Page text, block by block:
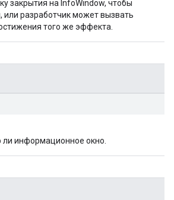
закрытия на InfoWindow, чтобы
или разработчик может вызвать
того же эффекта.
ли информационное окно.